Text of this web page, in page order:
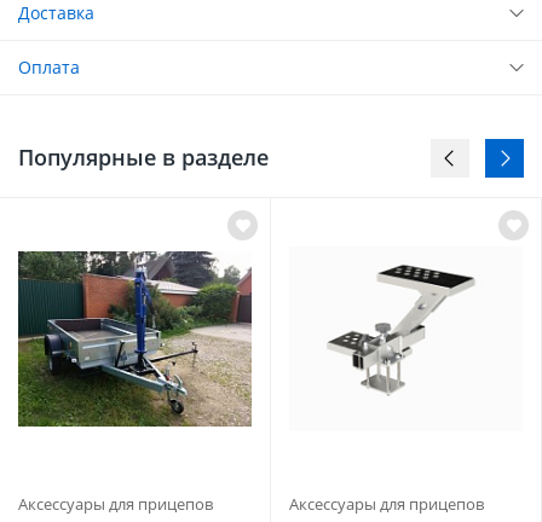
Доставка
Оплата
Популярные в разделе
Аксессуары для прицепов
Аксессуары для прицепов